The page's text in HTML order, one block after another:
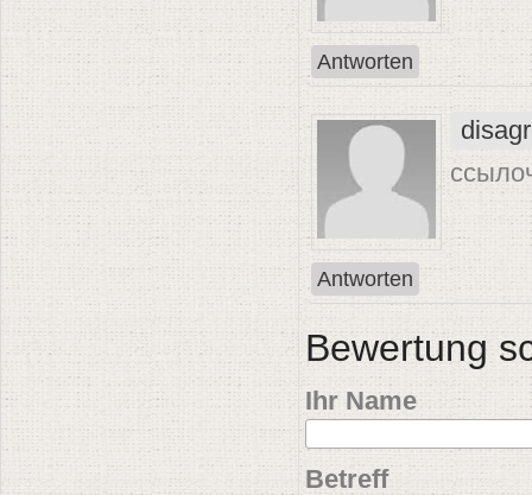
Antworten
Antworten
Bewertung
Ihr Name
Betreff